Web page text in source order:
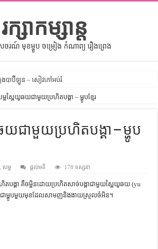
រក្សាកម្សាន្ត
ចរណ៍ មុខម្ហូប ចម្រៀង កំណាព្យ រឿងព្រេង
ងបាប៊ីឡូន – សៀវភៅអប់រំ
មែរ – សៀវភៅចំណេះដឹងទូទៅ
ជនជាតិចិន – សៀវភៅចំណេះដឹងទូទៅ
វភៅចំណេះដឹងទូទៅ
អត្ថបទស្រាវជ្រាវ
ចិន – សៀវភៅចំណេះដឹងទូទៅ
ភៅចំណេះដឹងទូទៅ
លស្ពៃយូឆយជាមួយប្រហិតបង្គា – ម្ហូបខ្មែរ
យជាមួយប្រហិតបង្គា – ម្ហូប
សម្ល ផ្តល់មតិ 178 ទស្សនា
បង្គា គឺចម្អិនដោយប្រហិតសាច់បង្គាជាមួយស្ពៃយូឆយ (yu
គឺជាម្ហូបមួយមុខដែលសាមញនិងងាយស្រួលចំអិន។